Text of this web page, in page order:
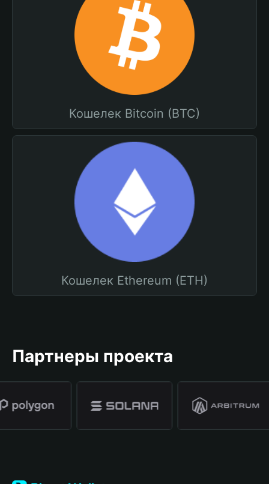
Кошелек Bitcoin (BTC)
Кошелек Ethereum (ETH)
Партнеры проекта